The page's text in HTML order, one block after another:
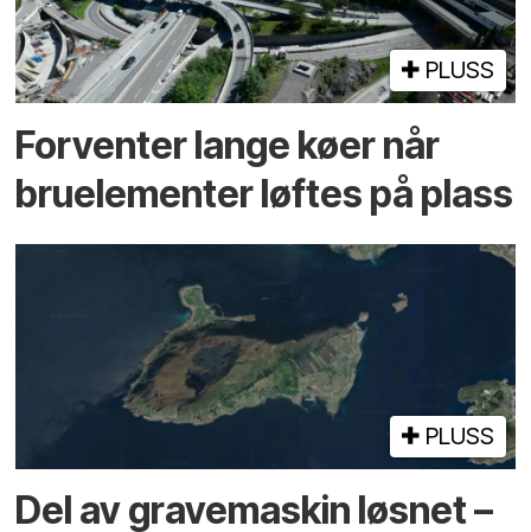
PLUSS
Forventer lange køer når
bru­elementer løftes på plass
PLUSS
Del av grave­maskin løsnet –